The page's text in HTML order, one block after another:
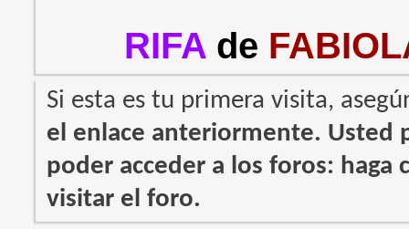
RIFA de
Si esta es tu primera visita,
el enlace anteriormente. Usted
poder acceder a los foros: haga
visitar el foro.